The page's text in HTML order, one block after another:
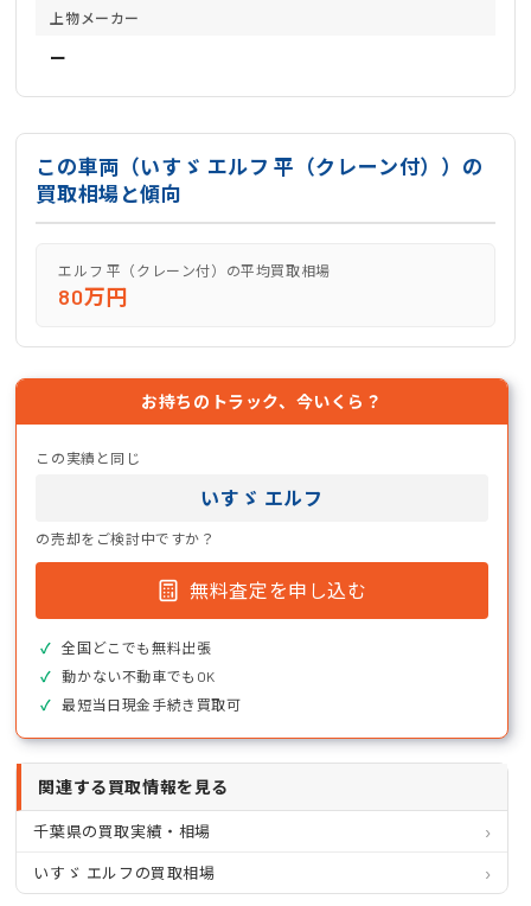
上物メーカー
ー
この車両（いすゞ エルフ 平（クレーン付））の
買取相場と傾向
エルフ 平（クレーン付）の平均買取相場
80万円
お持ちのトラック、今いくら？
この実績と同じ
いすゞ エルフ
の売却をご検討中ですか？
無料査定を申し込む
全国どこでも無料出張
動かない不動車でもOK
最短当日現金手続き買取可
関連する買取情報を見る
千葉県の買取実績・相場
いすゞ エルフの買取相場